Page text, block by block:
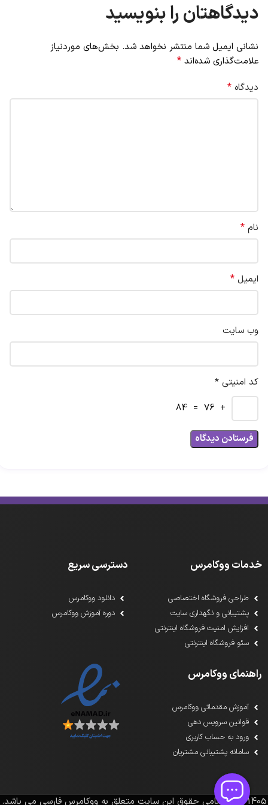
دیدگاهتان را بنویسید
نشانی ایمیل شما منتشر نخواهد شد. بخش‌های موردنیاز
علامت‌گذاری شده‌اند *
دیدگاه *
نام *
ایمیل *
وب‌ سایت
کد امنیتی *
+ 76 = 84
خدمات ووکامرس
طراحی فروشگاه اختصاصی
پشتیبانی و نگهداری سایت
افزایش امنیت فروشگاه اینترنتی
سئو فروشگاه اینترنتی
دسترسی سریع
دانلود ووکامرس
دوره آموزش ووکامرس
راهنمای ووکامرس
آموزش مقدماتی ووکامرس
قوانین سرویس دهی
ورود به حساب کاربری
سامانه پشتیبانی مشتریان
1391-1405تمامی حقوق این سایت متعلق به ووکامرس فارسی می باشد.